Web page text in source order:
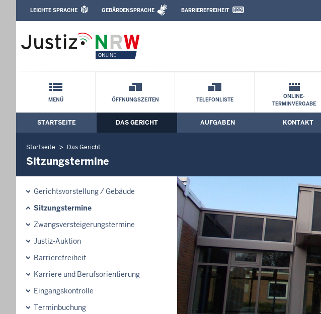
Amtsgericht Steinfurt: Sitzungstermine
Leichte Sprache, Gebärdensprachenvideo und
LEICHTE SPRACHE GEBÄRDENSPRACHE BARRIEREFREIHEIT
Schnellnavigation mit Volltext-Suche
MENÜ ÖFFNUNGSZEITEN TELEFONLISTE
ONLINE-
TERMINVERGABE
Hauptmenü: Hauptnavigation
STARTSEITE DAS GERICHT AUFGABEN KONTAKT
Startseite Das Gericht
Sitzungstermine
Gerichtsvorstellung / Gebäude
Sitzungstermine
Zwangsversteigerungs­termine
Justiz-Auktion
Barrierefreiheit
Karriere und Berufsorientierung
Eingangskontrolle
Terminbuchung